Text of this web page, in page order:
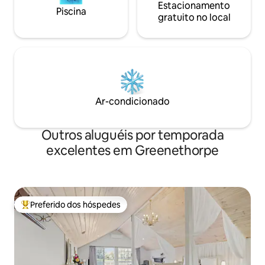
Piscina
Estacionamento
gratuito no local
Ar-condicionado
Outros aluguéis por temporada
excelentes em Greenethorpe
Entre os melhores preferidos dos hóspedes
Preferido dos hóspedes